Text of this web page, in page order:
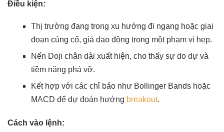
Điều kiện:
Thị trường đang trong xu hướng đi ngang hoặc giai
đoạn củng cố, giá dao động trong một phạm vi hẹp.
Nến Doji chân dài xuất hiện, cho thấy sự do dự và
tiềm năng phá vỡ.
Kết hợp với các chỉ báo như Bollinger Bands hoặc
MACD để dự đoán hướng breakout.
Cách vào lệnh: